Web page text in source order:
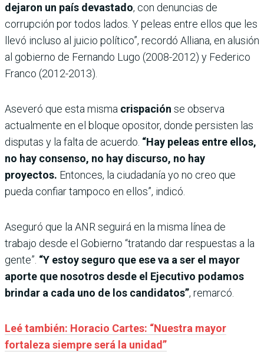
dejaron un país devastado, con denuncias de
corrupción por todos lados. Y peleas entre ellos que les
llevó incluso al juicio político”, recordó Alliana, en alusión
al gobierno de Fernando Lugo (2008-2012) y Federico
Franco (2012-2013).
Aseveró que esta misma crispación se observa
actualmente en el bloque opositor, donde persisten las
disputas y la falta de acuerdo. “Hay peleas entre ellos,
no hay consenso, no hay discurso, no hay
proyectos. Entonces, la ciudadanía yo no creo que
pueda confiar tampoco en ellos”, indicó.
Aseguró que la ANR seguirá en la misma línea de
trabajo desde el Gobierno “tratando dar respuestas a la
gente”. “Y estoy seguro que ese va a ser el mayor
aporte que nosotros desde el Ejecutivo podamos
brindar a cada uno de los candidatos”, remarcó.
Leé también: Horacio Cartes: “Nuestra mayor
fortaleza siempre será la unidad”